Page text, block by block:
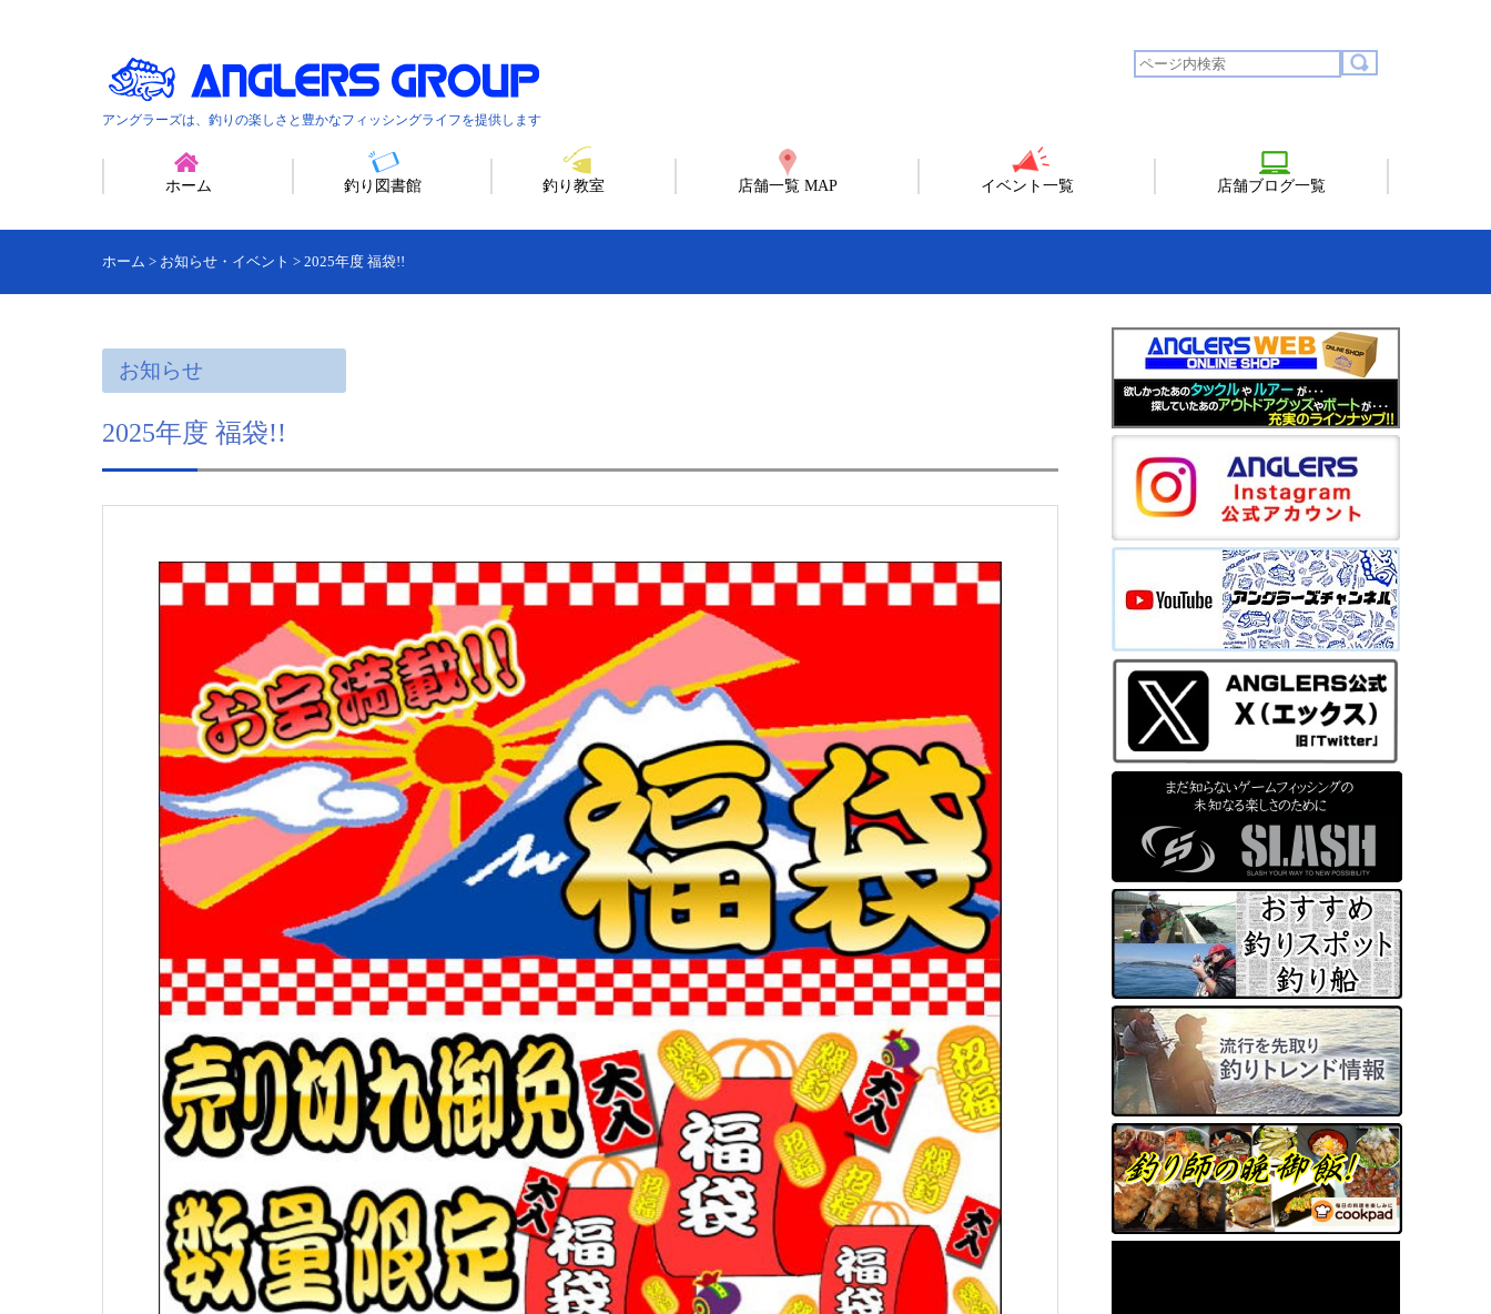
アングラーズは、釣りの楽しさと豊かなフィッシングライフを提供します
ホーム 釣り図書館 釣り教室 店舗一覧 MAP イベント一覧 店舗ブログ一覧
ホーム > お知らせ・イベント > 2025年度 福袋!!
お知らせ
2025年度 福袋!!